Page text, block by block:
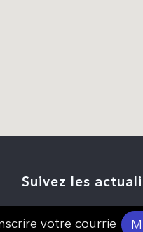
Suivez les